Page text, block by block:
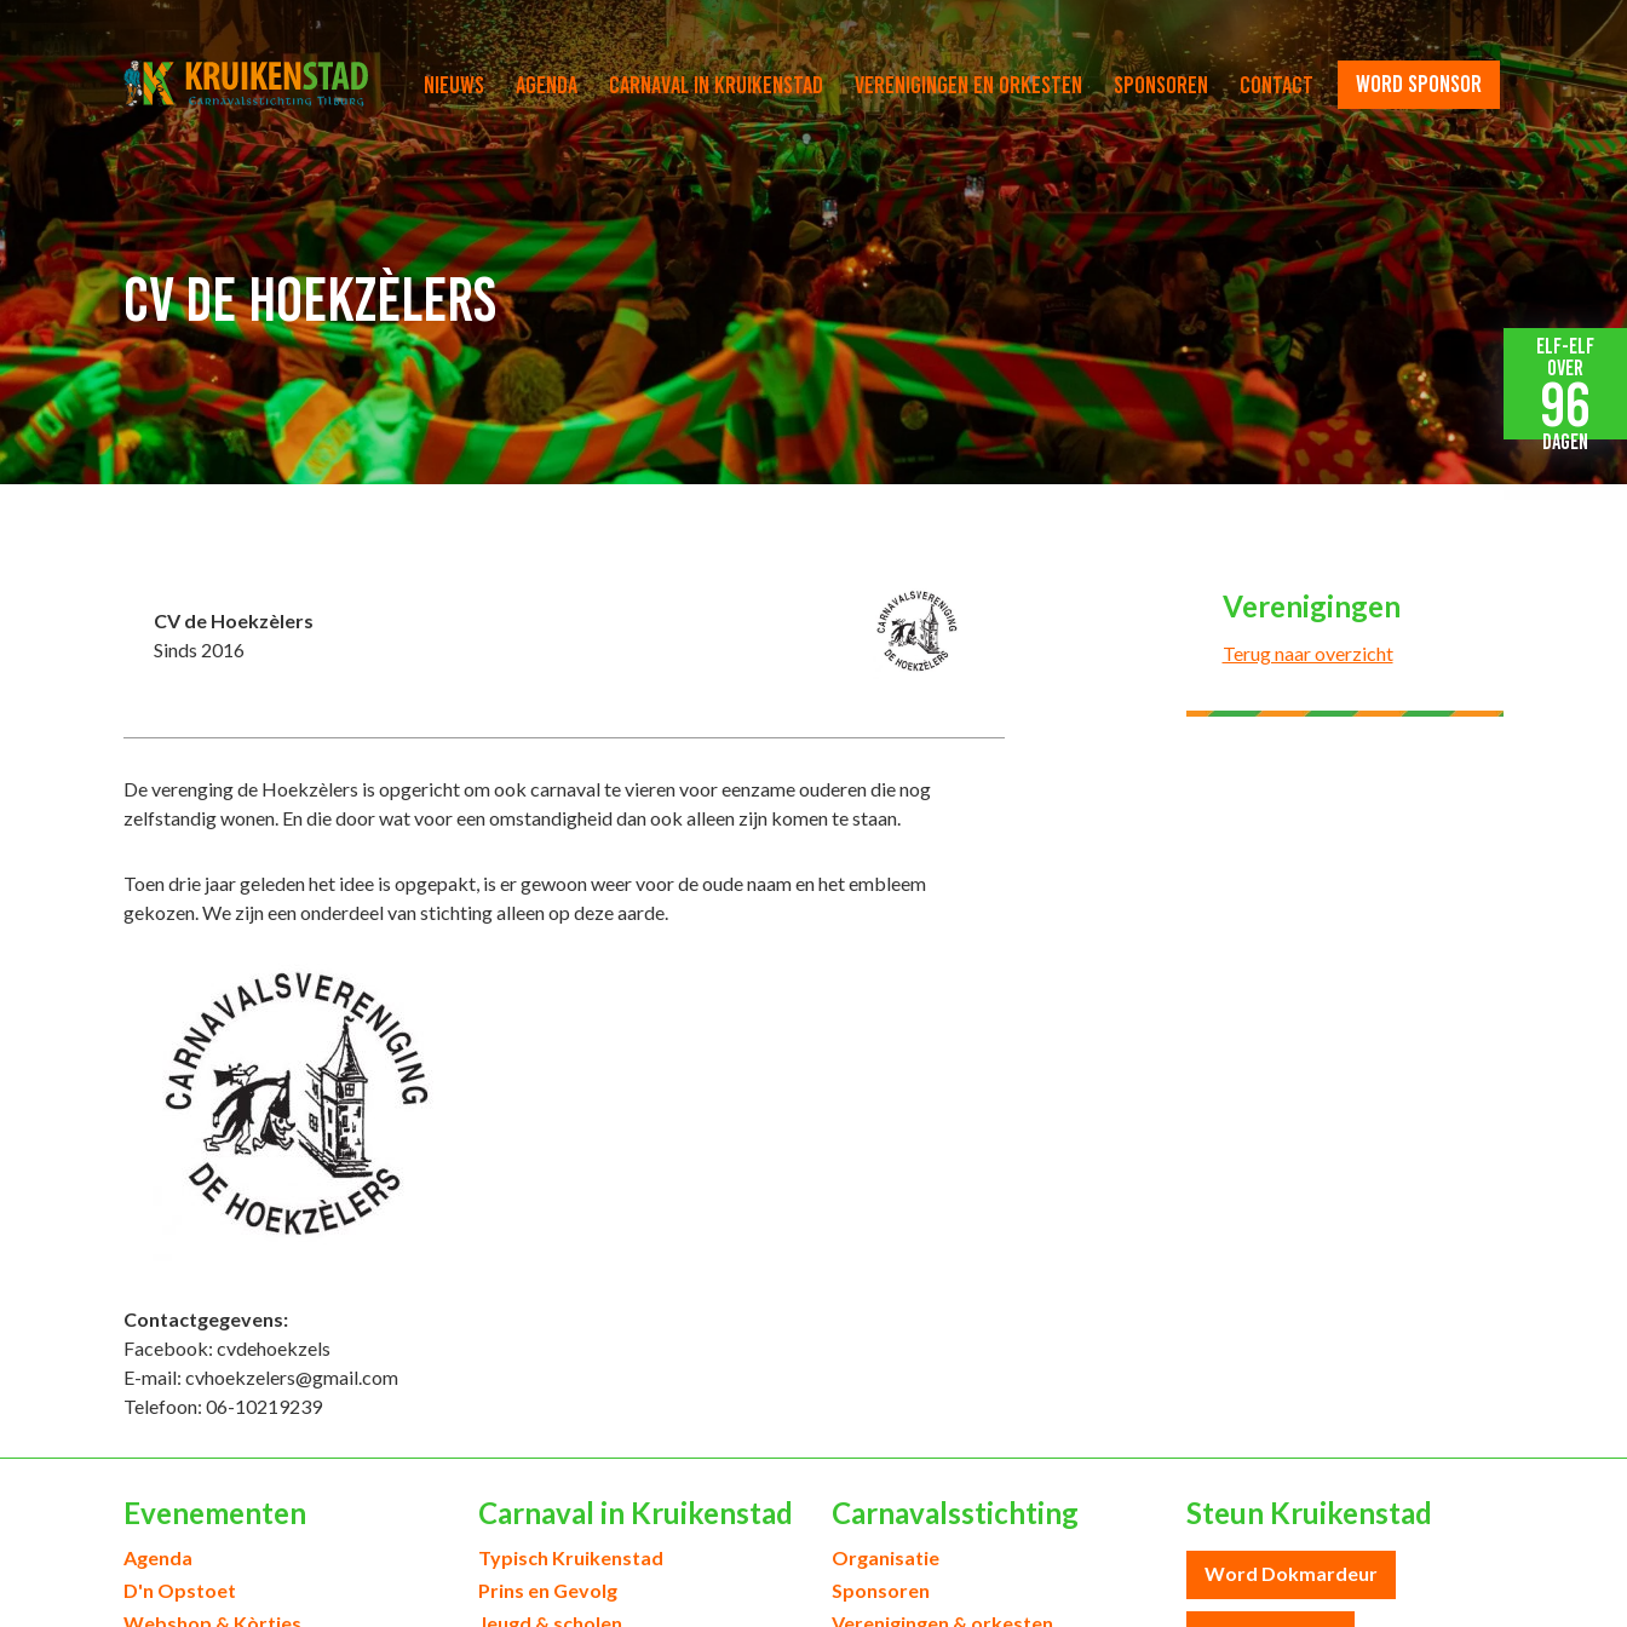
Nieuws Agenda Carnaval in Kruikenstad Verenigingen en orkesten Sponsoren Contact word sponsor
CV de Hoekzèlers
CV de Hoekzèlers
Sinds 2016
De verenging de Hoekzèlers is opgericht om ook carnaval te vieren voor eenzame ouderen die nog
zelfstandig wonen. En die door wat voor een omstandigheid dan ook alleen zijn komen te staan.
Toen drie jaar geleden het idee is opgepakt, is er gewoon weer voor de oude naam en het embleem
gekozen. We zijn een onderdeel van stichting alleen op deze aarde.
Contactgegevens:
Facebook: cvdehoekzels
E-mail: cvhoekzelers@gmail.com
Telefoon: 06-10219239
Verenigingen
Terug naar overzicht
Elf-elf
over
96
dagen
Evenementen
Agenda
D'n Opstoet
Webshop & Kòrtjes
Carnaval in Kruikenstad
Typisch Kruikenstad
Prins en Gevolg
Jeugd & scholen
Carnavalsstichting
Organisatie
Sponsoren
Verenigingen & orkesten
Steun Kruikenstad
Word Dokmardeur